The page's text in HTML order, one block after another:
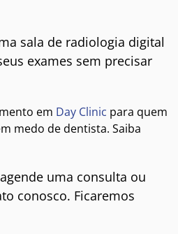
sala de radiologia digital
exames sem precisar
em Day Clinic para quem
medo de dentista. Saiba
uma consulta ou
conosco. Ficaremos